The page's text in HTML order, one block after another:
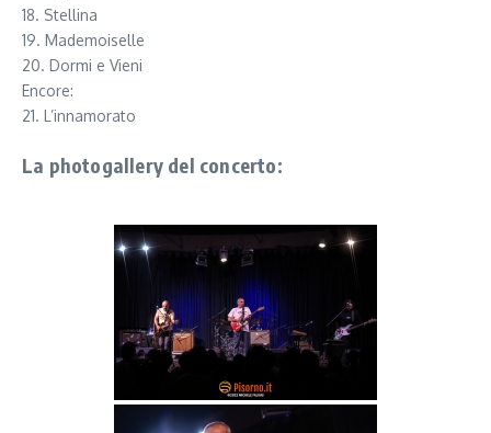
18. Stellina
19. Mademoiselle
20. Dormi e Vieni
Encore:
21. L’innamorato
La photogallery del concerto: